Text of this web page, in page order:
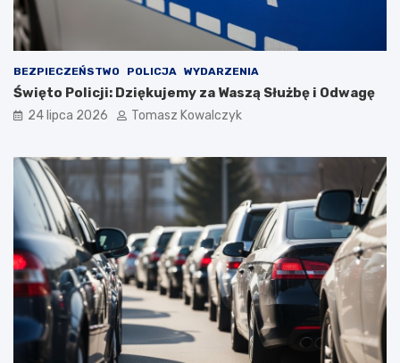
BEZPIECZEŃSTWO POLICJA WYDARZENIA
Święto Policji: Dziękujemy za Waszą Służbę i Odwagę
24 lipca 2026 Tomasz Kowalczyk